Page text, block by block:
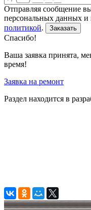
Отправляя сообщение
персональных данных и
политикой. Заказать
Спасибо!
Ваша заявка принята,
время!
Заявка на ремонт
Раздел находится в